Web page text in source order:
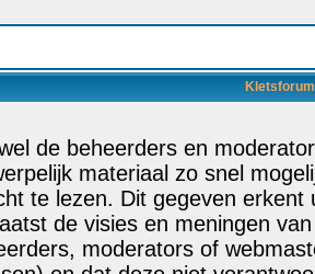
de beheerders en
materiaal zo snel
te lezen. Dit gegeven
de visies en meningen
moderators of